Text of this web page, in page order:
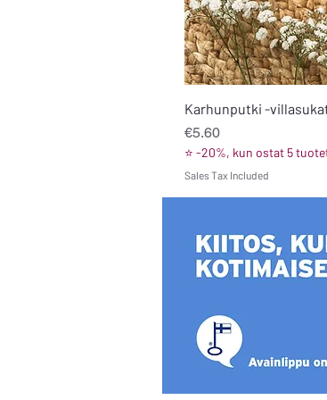
Karhunputki -
Price
€5.60
⭐ -20%, kun ostat 5
Sales Tax Included